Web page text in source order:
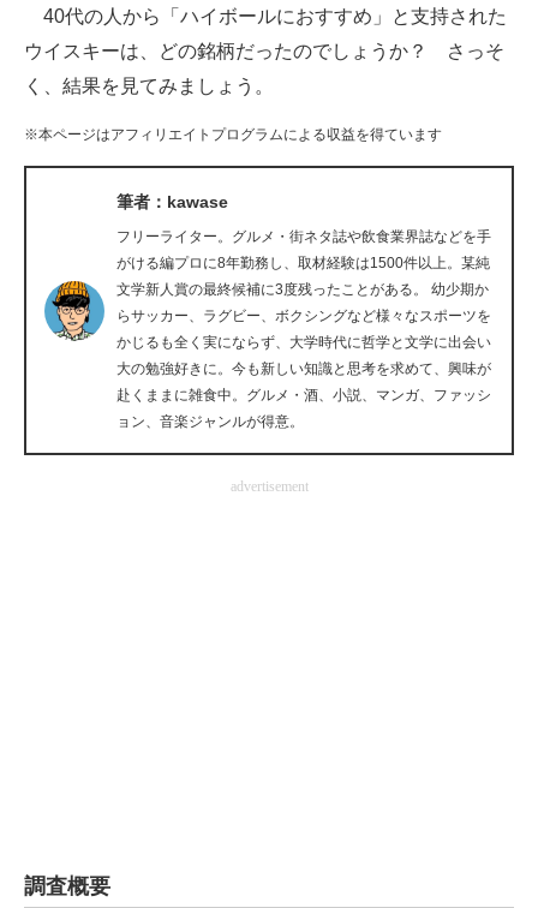
ビジネスと働き方のヒント
AI活用のいまが分かる
企業ITのトレンドを詳説
経営リーダーのコミュニティ
マーケ×ITの今がよく分かる
ITエンジニア向け専門サイト
企業向けIT製品の総合サイト
IT製品の技術・比較・事例
40代の人から「ハイボールにおすすめ」と支持された
ウイスキーは、どの銘柄だったのでしょうか？ さっそ
く、結果を見てみましょう。
※本ページはアフィリエイトプログラムによる収益を得ています
筆者：kawase
フリーライター。グルメ・街ネタ誌や飲食業界誌などを手
がける編プロに8年勤務し、取材経験は1500件以上。某純
文学新人賞の最終候補に3度残ったことがある。 幼少期か
らサッカー、ラグビー、ボクシングなど様々なスポーツを
かじるも全く実にならず、大学時代に哲学と文学に出会い
大の勉強好きに。今も新しい知識と思考を求めて、興味が
赴くままに雑食中。グルメ・酒、小説、マンガ、ファッシ
ョン、音楽ジャンルが得意。
advertisement
調査概要